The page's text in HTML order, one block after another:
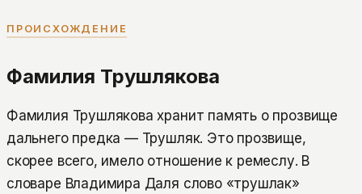
ПРОИСХОЖДЕНИЕ
Фамилия Трушлякова
Фамилия Трушлякова хранит память о прозвище
дальнего предка — Трушляк. Это прозвище,
скорее всего, имело отношение к ремеслу. В
словаре Владимира Даля слово «трушлак»